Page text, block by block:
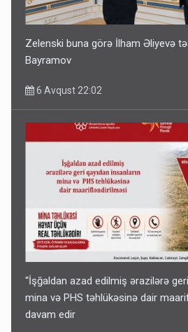
Zelenski buna görə İlham Əliyevə
Bayramov
6 Avqust 22:02
“İşğaldan azad edilmiş ərazilərə geri
mina və PHS təhlükəsinə dair
davam edir